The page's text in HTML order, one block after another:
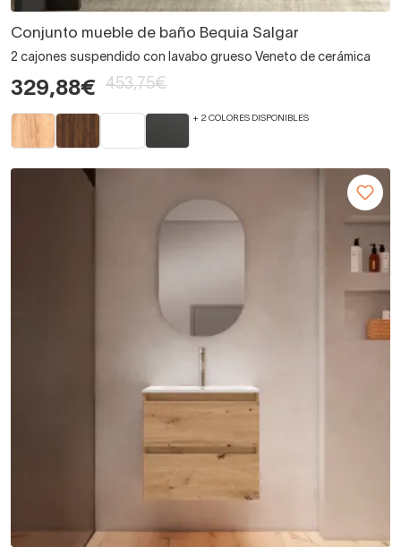
Conjunto mueble de baño Bequia Salgar
2 cajones suspendido con lavabo grueso Veneto de cerámica
329,88€ 453,75€
+ 2 COLORES DISPONIBLES